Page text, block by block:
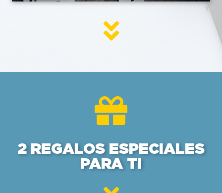
2 REGALOS ESPECIALES
PARA TI